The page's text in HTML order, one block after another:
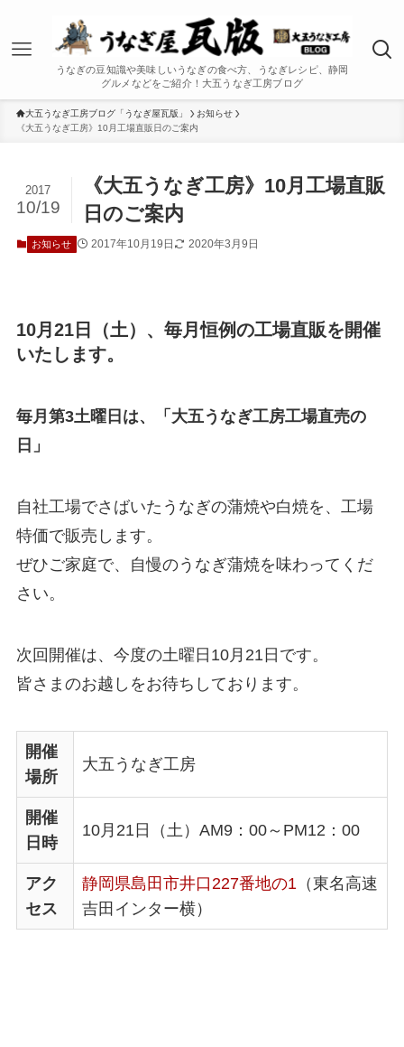
うなぎの豆知識や美味しいうなぎの食べ方、うなぎレシピ、静岡
グルメなどをご紹介！大五うなぎ工房ブログ
大五うなぎ工房ブログ「うなぎ屋瓦版」
お知らせ
《大五うなぎ工房》10月工場直販日のご案内
《大五うなぎ工房》10月工場直販
日のご案内
2017
10/19
お知らせ 2017年10月19日 2020年3月9日
10月21日（土）、毎月恒例の工場直販を開催
いたします。
毎月第3土曜日は、「大五うなぎ工房工場直売の
日」
自社工場でさばいたうなぎの蒲焼や白焼を、工場
特価で販売します。
ぜひご家庭で、自慢のうなぎ蒲焼を味わってくだ
さい。
次回開催は、今度の土曜日10月21日です。
皆さまのお越しをお待ちしております。
開催
場所
大五うなぎ工房
開催
日時
10月21日（土）AM9：00～PM12：00
アク
セス
静岡県島田市井口227番地の1 （東名高速
吉田インター横）